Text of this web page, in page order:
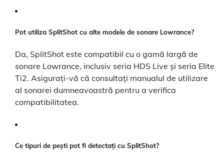
Pot utiliza SplitShot cu alte modele de sonare Lowrance?
Da, SplitShot este compatibil cu o gamă largă de
sonare Lowrance, inclusiv seria HDS Live și seria Elite
Ti2. Asigurați-vă că consultați manualul de utilizare
al sonarei dumneavoastră pentru a verifica
compatibilitatea.
Ce tipuri de pești pot fi detectați cu SplitShot?